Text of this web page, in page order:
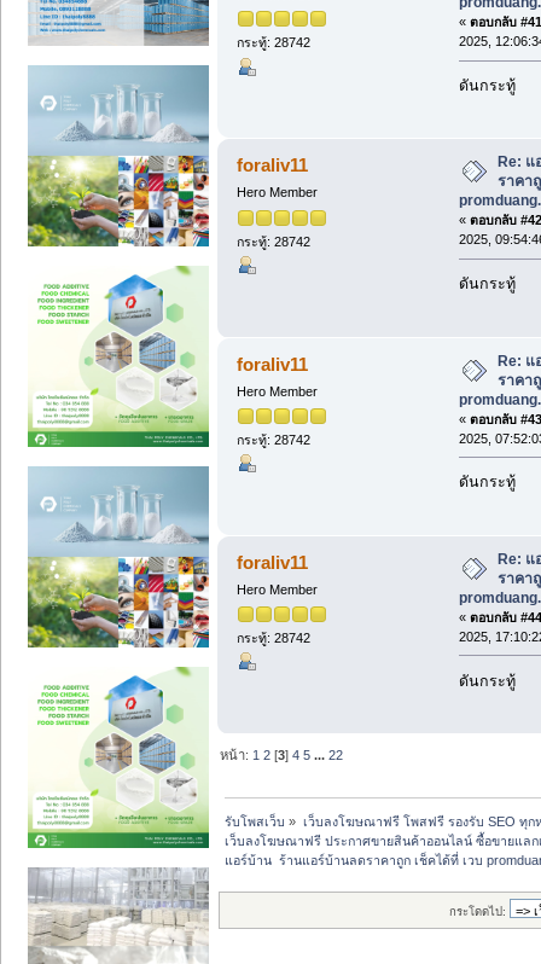
กระทู้: 28742
« ตอบกลับ
2025,
ดันกระทู้
foraliv11
Hero Member
กระทู้: 28742
Re:
ราคา
« ตอบกลับ
2025,
ดันกระทู้
foraliv11
Hero Member
กระทู้: 28742
Re: แ
ราคา
« ตอบกลับ
2025,
ดันกระทู้
foraliv11
Hero Member
กระทู้: 28742
Re: แ
ราคา
« ตอบกลับ
2025,
ดันกระทู้
หน้า: 1 2 [3]4 5 ...22
รับโพสเว็บ » เว็บลงโฆษณาฟรี โพสฟรี รองรับ SEO ทุก
เว็บลงโฆษณาฟรี ประกาศขายสินค้าออนไลน์ ซื้อขายแล
แอร์บ้าน  ร้านแอร์บ้านลดราคาถูก เช็คได้ที่ เวบ
กระโดดไป: